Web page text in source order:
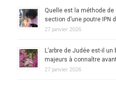
Quelle est la méthode
section d’une poutre IPN
27 janvier 2026
L’arbre de Judée est-il
majeurs à connaître
27 janvier 2026